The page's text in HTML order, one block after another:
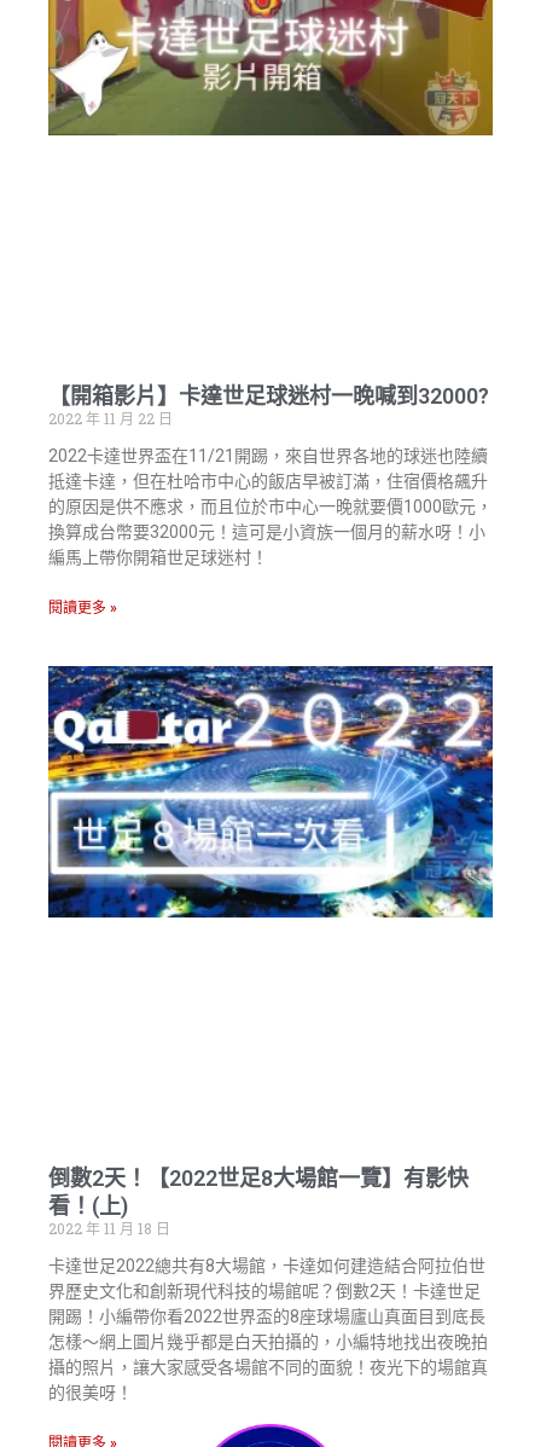
【開箱影片】卡達世足球迷村一晚喊到32000?
2022 年 11 月 22 日
2022卡達世界盃在11/21開踢，來自世界各地的球迷也陸續
抵達卡達，但在杜哈市中心的飯店早被訂滿，住宿價格飆升
的原因是供不應求，而且位於市中心一晚就要價1000歐元，
換算成台幣要32000元！這可是小資族一個月的薪水呀！小
編馬上帶你開箱世足球迷村！
閱讀更多 »
倒數2天！【2022世足8大場館一覽】有影快
看！(上)
2022 年 11 月 18 日
卡達世足2022總共有8大場館，卡達如何建造結合阿拉伯世
界歷史文化和創新現代科技的場館呢？倒數2天！卡達世足
開踢！小編帶你看2022世界盃的8座球場廬山真面目到底長
怎樣～網上圖片幾乎都是白天拍攝的，小編特地找出夜晚拍
攝的照片，讓大家感受各場館不同的面貌！夜光下的場館真
的很美呀！
閱讀更多 »